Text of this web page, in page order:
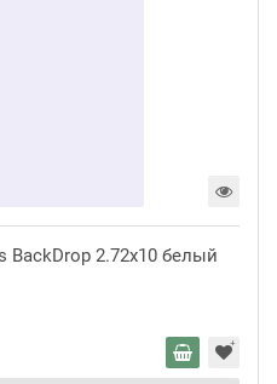
2.72x10 белый